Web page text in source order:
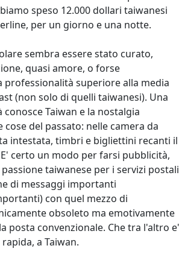
speso 12.000 dollari taiwanesi
per un giorno e una notte.
sembra essere stato curato,
quasi amore, o forse
professionalità superiore alla media
(non solo di quelli taiwanesi). Una
Taiwan e la nostalgia
del passato: nelle camera da
intestata, timbri e bigliettini recanti il
certo un modo per farsi pubblicità,
taiwanese per i servizi postali
di messaggi importanti
con quel mezzo di
obsoleto ma emotivamente
posta convenzionale. Che tra l'altro e'
a Taiwan.